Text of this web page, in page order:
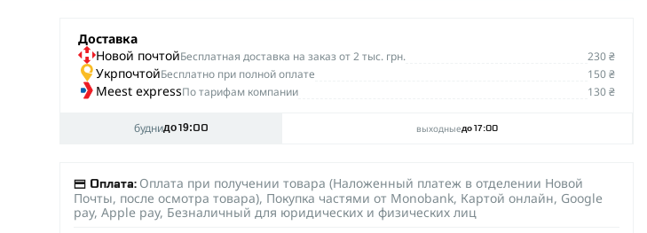
Доставка
Новой почтойБеcплатная доставка на заказ от 2 тыс. грн. 230 ₴
УкрпочтойБесплатно при полной оплате 150 ₴
Meest expressПо тарифам компании 130 ₴
буднидо 19:00 выходныедо 17:00
Оплата: Оплата при получении товара (Наложенный платеж в отделении Новой
Почты, после осмотра товара), Покупка частями от Monobank, Картой онлайн, Google
pay, Apple pay, Безналичный для юридических и физических лиц